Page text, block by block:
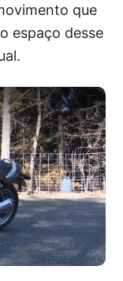
que
espaço desse